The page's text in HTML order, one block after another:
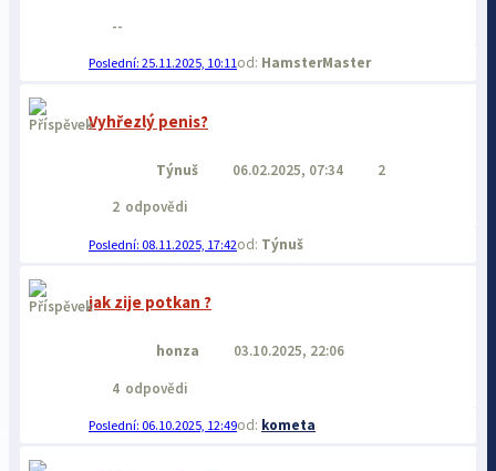
--
25.11.2025, 10:11 HamsterMaster
Vyhřezlý penis?
Týnuš 06.02.2025, 07:34
2
2 odpovědi
08.11.2025, 17:42 Týnuš
jak zije potkan ?
honza
03.10.2025, 22:06
4 odpovědi
06.10.2025, 12:49 kometa